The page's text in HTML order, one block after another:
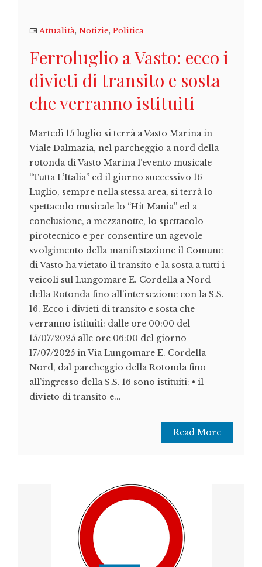
Attualità, Notizie, Politica
Ferroluglio a Vasto: ecco i
divieti di transito e sosta
che verranno istituiti
Martedì 15 luglio si terrà a Vasto Marina in
Viale Dalmazia, nel parcheggio a nord della
rotonda di Vasto Marina l’evento musicale
“Tutta L’Italia” ed il giorno successivo 16
Luglio, sempre nella stessa area, si terrà lo
spettacolo musicale lo “Hit Mania” ed a
conclusione, a mezzanotte, lo spettacolo
pirotecnico e per consentire un agevole
svolgimento della manifestazione il Comune
di Vasto ha vietato il transito e la sosta a tutti i
veicoli sul Lungomare E. Cordella a Nord
della Rotonda fino all’intersezione con la S.S.
16. Ecco i divieti di transito e sosta che
verranno istituiti: dalle ore 00:00 del
15/07/2025 alle ore 06:00 del giorno
17/07/2025 in Via Lungomare E. Cordella
Nord, dal parcheggio della Rotonda fino
all’ingresso della S.S. 16 sono istituiti: • il
divieto di transito e...
Read More